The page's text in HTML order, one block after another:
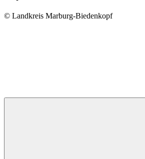
© Landkreis Marburg-Biedenkopf